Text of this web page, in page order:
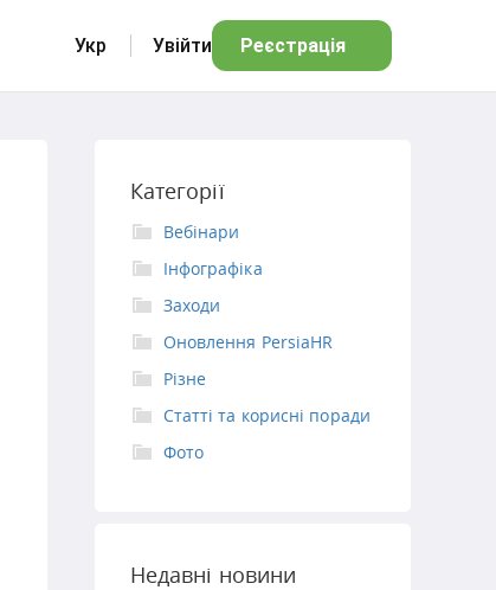
Укр Увійти Реєстрація
Категорії
Вебінари
Інфографіка
Заходи
Оновлення PersiaHR
Різне
Статті та корисні поради
Фото
Недавні новини